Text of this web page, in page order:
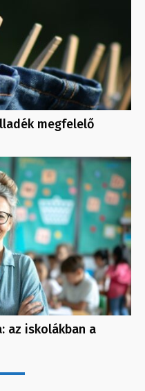
megfelelő
az iskolákban a